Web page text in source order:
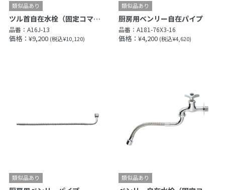
ツル首自在水栓（固定コマ仕様）［共用形］
品番： A16J-13
価格：¥9,200 (税込¥10,120)
厨房用ベンリー自在パイプ
品番：A181-76X3-16
価格：¥4,200 (税込¥4,620)